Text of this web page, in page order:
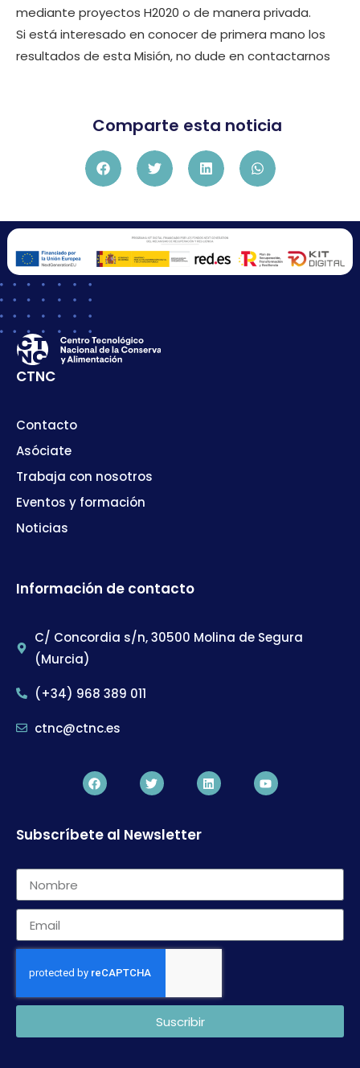
mediante proyectos H2020 o de manera privada.
Si está interesado en conocer de primera mano los
resultados de esta Misión, no dude en contactarnos
Comparte esta noticia
CTNC
Contacto
Asóciate
Trabaja con nosotros
Eventos y formación
Noticias
Información de contacto
C/ Concordia s/n, 30500 Molina de Segura
(Murcia)
(+34) 968 389 011
ctnc@ctnc.es
Subscríbete al Newsletter
Suscribir